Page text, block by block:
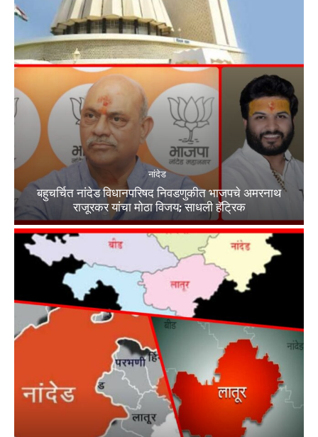
नांदेड
बहुचर्चित नांदेड विधानपरिषद निवडणुकीत भाजपचे अमरनाथ
राजूरकर यांचा मोठा विजय; साधली हॅट्रिक